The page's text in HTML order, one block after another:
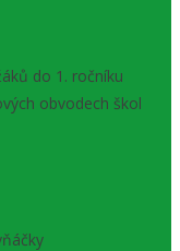
do 1. ročníku
obvodech škol